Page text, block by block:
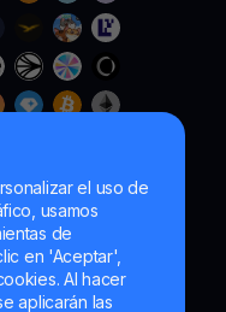
el uso de
usamos
de
en 'Aceptar',
Al hacer
aplicarán las